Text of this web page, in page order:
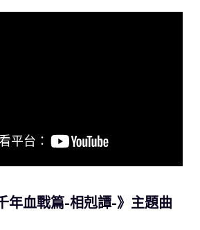
年血戰篇-相剋譚-》主題曲